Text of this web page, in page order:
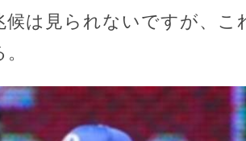
候は見られないですが、